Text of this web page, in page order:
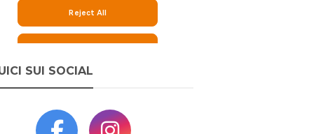
SUI SOCIAL